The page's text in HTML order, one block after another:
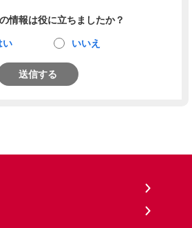
情報は役に立ちましたか？
い いいえ
送信する